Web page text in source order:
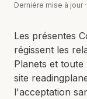
Dernière mise à jour·
Les présentes
régissent les
Planets et
site
l'acceptation